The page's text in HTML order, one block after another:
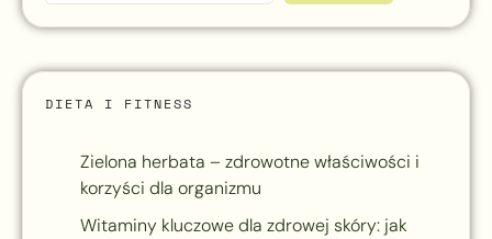
DIETA I FITNESS
Zielona herbata – zdrowotne właściwości i
korzyści dla organizmu
Witaminy kluczowe dla zdrowej skóry: jak